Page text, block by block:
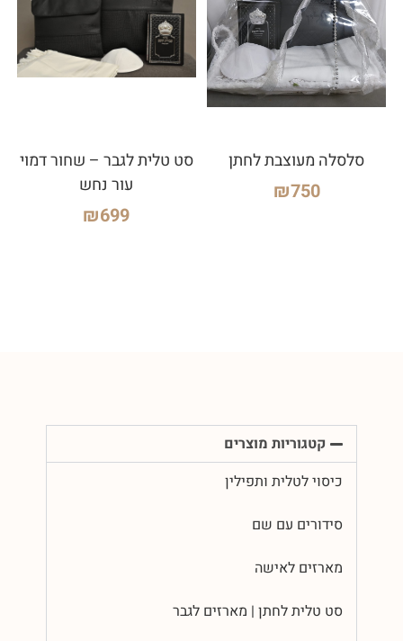
סלסלה מעוצבת לחתן
₪750
סט טלית לגבר – שחור דמוי
עור נחש
₪699
קטגוריות מוצרים
כיסוי לטלית ותפילין
סידורים עם שם
מארזים לאישה
סט טלית לחתן | מארזים לגבר